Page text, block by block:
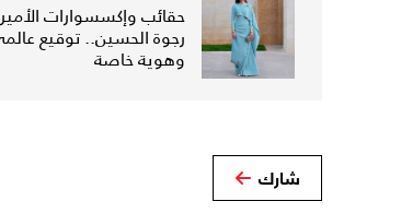
حقائب وإكسسوارات
رجوة الحسين.. توقيع
وهوية خاصة
شارك